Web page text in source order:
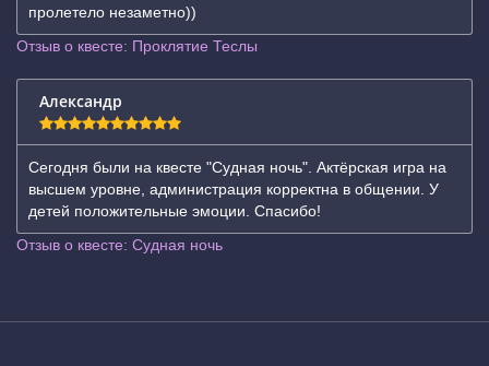
пролетело незаметно))
Отзыв о квесте: Проклятие Теслы
Александр
Сегодня были на квесте "Судная ночь". Актёрская игра на
высшем уровне, администрация корректна в общении. У
детей положительные эмоции. Спасибо!
Отзыв о квесте: Судная ночь